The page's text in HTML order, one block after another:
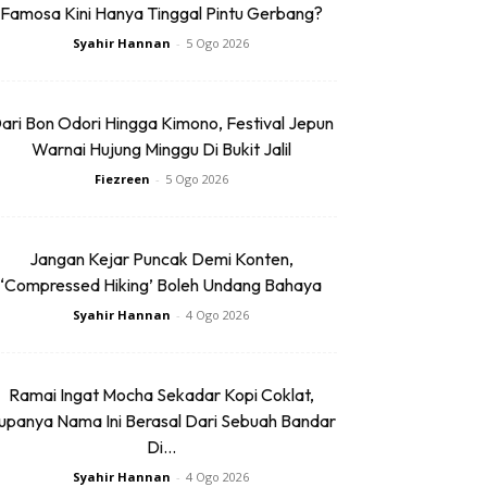
Famosa Kini Hanya Tinggal Pintu Gerbang?
Syahir Hannan - 5 Ogo 2026
Bon Odori Hingga Kimono, Festival Jepun
Warnai Hujung Minggu Di Bukit Jalil
Fiezreen - 5 Ogo 2026
Jangan Kejar Puncak Demi Konten,
‘Compressed Hiking’ Boleh Undang Bahaya
Syahir Hannan - 4 Ogo 2026
Ramai Ingat Mocha Sekadar Kopi Coklat,
Nama Ini Berasal Dari Sebuah Bandar
Di...
Syahir Hannan - 4 Ogo 2026